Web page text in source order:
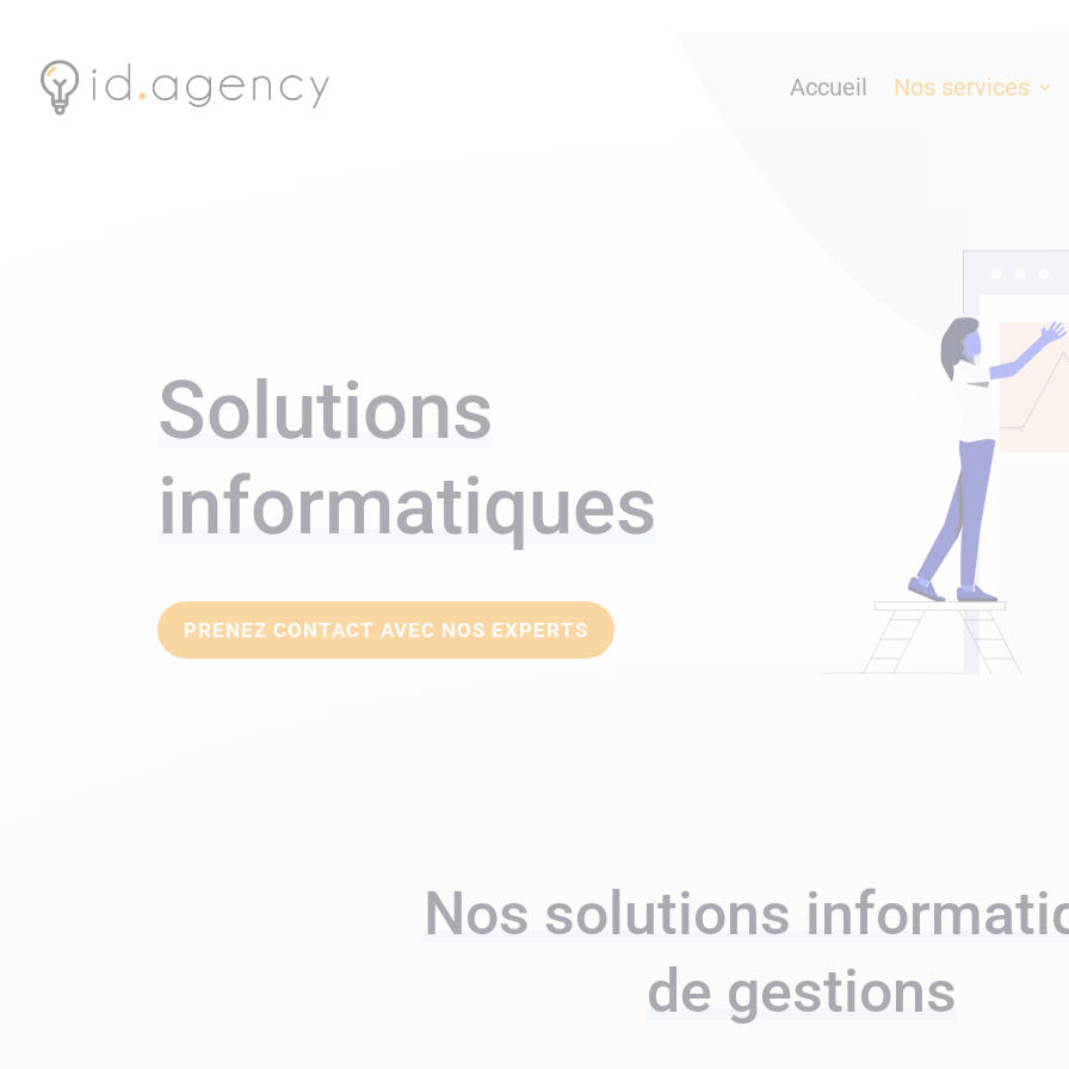
Accueil Nos services
Solutions
informatiques
PRENEZ CONTACT AVEC NOS EXPERTS
Nos solutions
de gestions